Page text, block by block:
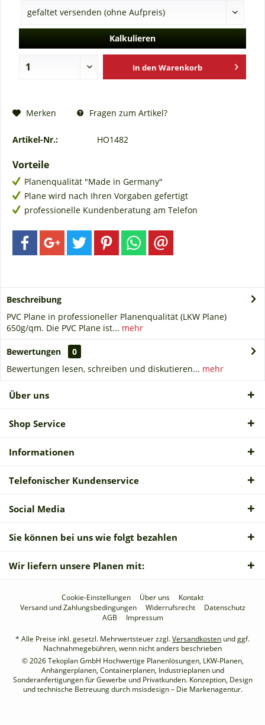
Kalkulieren
In den Warenkorb
Merken Fragen zum Artikel?
Artikel-Nr.: HO1482
Vorteile
Planenqualität "Made in Germany"
Plane wird nach Ihren Vorgaben gefertigt
professionelle Kundenberatung am Telefon
Beschreibung
PVC Plane in professioneller Planenqualität (LKW Plane)
650g/qm. Die PVC Plane ist... mehr
Bewertungen
0
Bewertungen lesen, schreiben und diskutieren... mehr
Über uns
Shop Service
Informationen
Telefonischer Kundenservice
Social Media
Sie können bei uns wie folgt bezahlen
Wir liefern unsere Planen mit:
Cookie-Einstellungen Über uns
Kontakt
Versand und Zahlungsbedingungen
Widerrufsrecht
Datenschutz
AGB
Impressum
* Alle Preise inkl. gesetzl. Mehrwertsteuer zzgl.Versandkosten und ggf.
Nachnahmegebühren, wenn nicht anders beschrieben
© 2026 Tekoplan GmbH Hochwertige Planenlösungen, LKW-Planen,
Anhängerplanen, Containerplanen, Industrieplanen und
Sonderanfertigungen für Gewerbe und Privatkunden. Konzeption, Design
und technische Betreuung durch msisdesign – Die Markenagentur.